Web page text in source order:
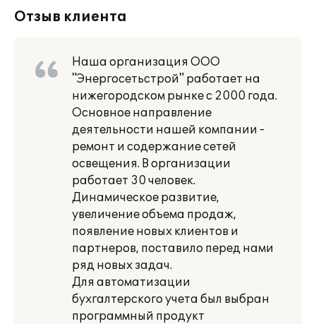
Отзыв клиента
Наша организация ООО
"Энергосетьстрой" работает на
нижегородском рынке с 2000 года.
Основное направление
деятельности нашей компании -
ремонт и содержание сетей
освещения. В организации
работает 30 человек.
Динамическое развитие,
увеличение объема продаж,
появление новых клиентов и
партнеров, поставило перед нами
ряд новых задач.
Для автоматизации
бухгалтерского учета был выбран
программный продукт